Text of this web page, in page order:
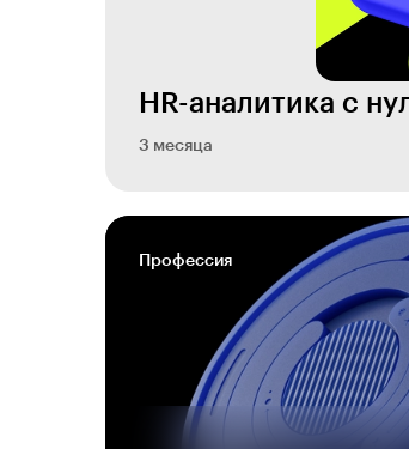
HR-аналитика с
3 месяца
Профессия